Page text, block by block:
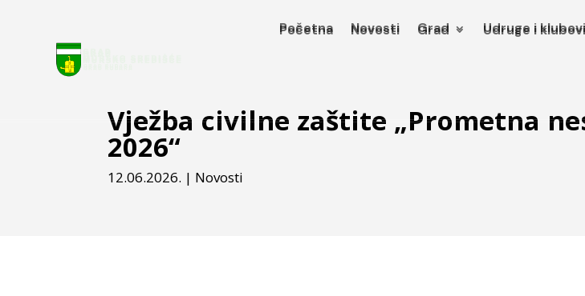
Početna Novosti Grad Udruge i klubovi
Početna Novosti Grad Udruge i klubovi
Vježba civilne zaštite „Prometna
2026“
12.06.2026. | Novosti